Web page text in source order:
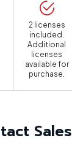
2 licenses
included.
Additional
licenses
available for
purchase.
Sales